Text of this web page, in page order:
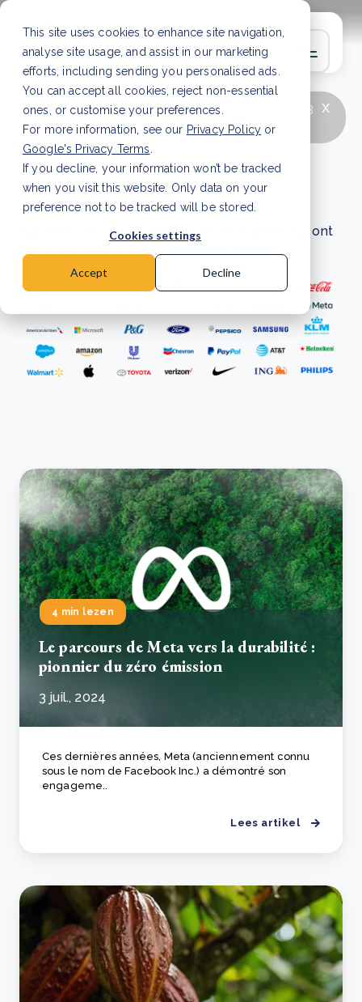
This site uses cookies to enhance site navigation,
analyse site usage, and assist in our marketing
efforts, including sending you personalised ads.
You can accept all cookies, reject non-essential
ones, or customise your preferences.
For more information, see our Privacy Policy or
Google's Privacy Terms
If you decline, your information won’t be tracked
when you visit this website. Only data on your
preference not to be tracked will be stored.
Cookies settings
Accept Decline
x
LATEST ARTICLE
How to improve Scope 3
data accuracy for CSRD Read Article
Études de cas
Apprenez-en davantage sur les entreprises qui ont
4 min lezen
Le parcours de Meta vers la durabilité :
pionnier du zéro émission
3 juil., 2024
Ces dernières années, Meta (anciennement connu
sous le nom de Facebook Inc.) a démontré son
engageme..
Lees artikel